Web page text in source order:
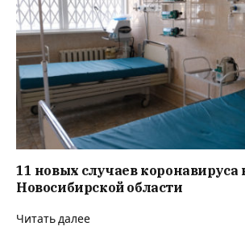
11 новых случаев коронавируса
Новосибирской области
Читать далее